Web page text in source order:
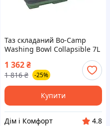
Таз складаний Bo-Camp
Washing Bowl Collapsible 7L
1 362₴
1 816 ₴ -25%
Купити
Дім і Комфорт
4.8